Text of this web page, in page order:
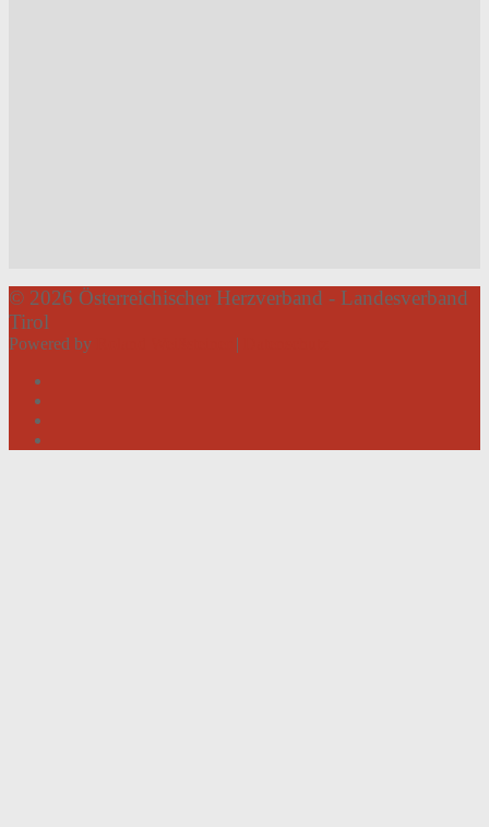
© 2026 Österreichischer Herzverband - Landesverband
Tirol
Powered by |